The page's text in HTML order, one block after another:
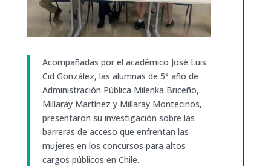
Acompañadas por el académico José Luis
Cid González, las alumnas de 5° año de
Administración Pública Milenka Briceño,
Millaray Martínez y Millaray Montecinos,
presentaron su investigación sobre las
barreras de acceso que enfrentan las
mujeres en los concursos para altos
cargos públicos en Chile.